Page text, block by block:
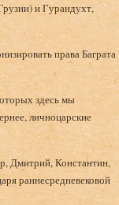
и Гурандухт,
права Баграта
здесь мы
личноцарские
Дмитрий, Константин,
раннесредневековой